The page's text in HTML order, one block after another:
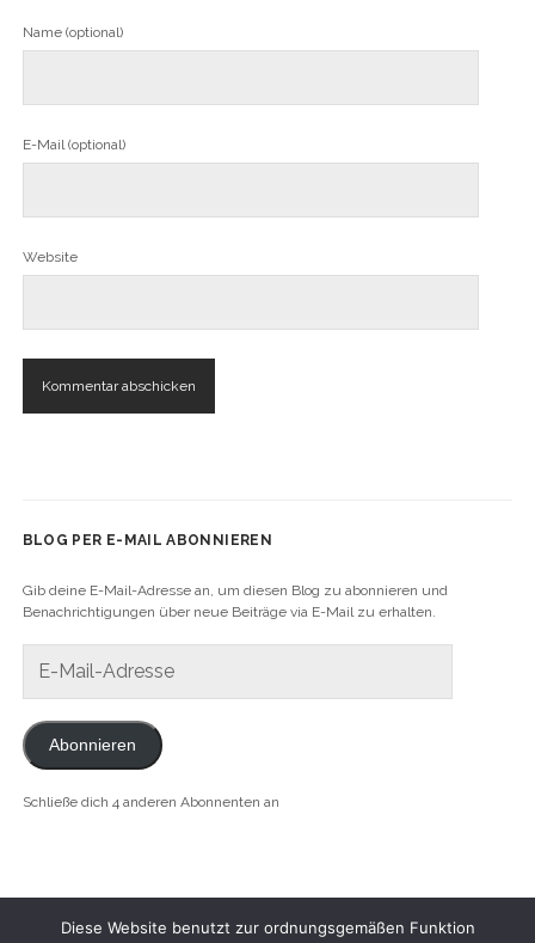
Name (optional)
E-Mail (optional)
Website
BLOG PER E-MAIL ABONNIEREN
Gib deine E-Mail-Adresse an, um diesen Blog zu abonnieren und
Benachrichtigungen über neue Beiträge via E-Mail zu erhalten.
Mail-
Adresse
Abonnieren
Schließe dich 4 anderen Abonnenten an
Diese Website benutzt zur ordnungsgemäßen Funktion